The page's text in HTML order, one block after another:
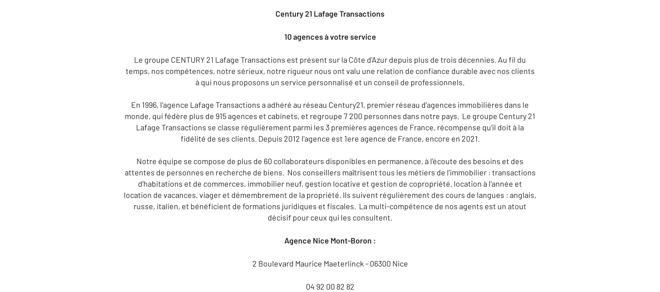
Century 21 Lafage Transactions
10 agences à votre service
Le groupe CENTURY 21 Lafage Transactions est présent sur la Côte d’Azur depuis plus de trois décennies. Au fil du
temps, nos compétences, notre sérieux, notre rigueur nous ont valu une relation de confiance durable avec nos clients
à qui nous proposons un service personnalisé et un conseil de professionnels.
En 1996, l’agence Lafage Transactions a adhéré au réseau Century21, premier réseau d’agences immobilières dans le
monde, qui fédère plus de 915 agences et cabinets, et regroupe 7 200 personnes dans notre pays. Le groupe Century 21
Lafage Transactions se classe régulièrement parmi les 3 premières agences de France, récompense qu’il doit à la
fidélité de ses clients. Depuis 2012 l'agence est 1ere agence de France, encore en 2021.
Notre équipe se compose de plus de 60 collaborateurs disponibles en permanence, à l’écoute des besoins et des
attentes de personnes en recherche de biens. Nos conseillers maîtrisent tous les métiers de l’immobilier : transactions
d’habitations et de commerces, immobilier neuf, gestion locative et gestion de copropriété, location à l’année et
location de vacances, viager et démembrement de la propriété. Ils suivent régulièrement des cours de langues : anglais,
russe, italien, et bénéficient de formations juridiques et fiscales. La multi-compétence de nos agents est un atout
décisif pour ceux qui les consultent.
Agence Nice Mont-Boron :
2 Boulevard Maurice Maeterlinck - 06300 Nice
04 92 00 82 82